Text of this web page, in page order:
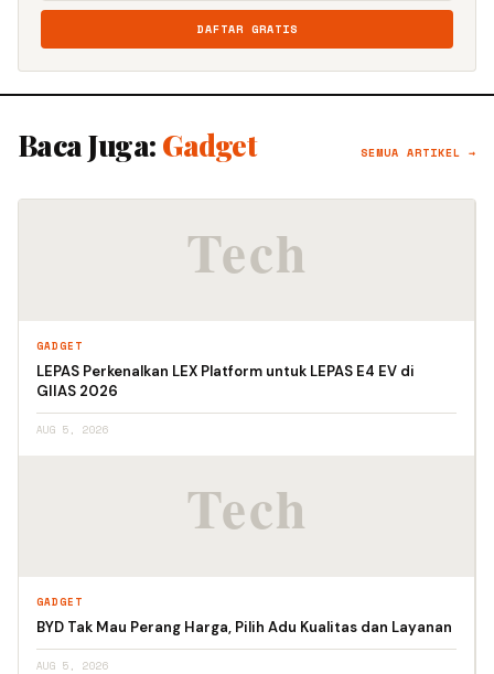
DAFTAR GRATIS
Baca Juga: Gadget SEMUA ARTIKEL →
GADGET
LEPAS Perkenalkan LEX Platform untuk LEPAS E4 EV di
GIIAS 2026
AUG 5, 2026
GADGET
BYD Tak Mau Perang Harga, Pilih Adu Kualitas dan Layanan
AUG 5, 2026